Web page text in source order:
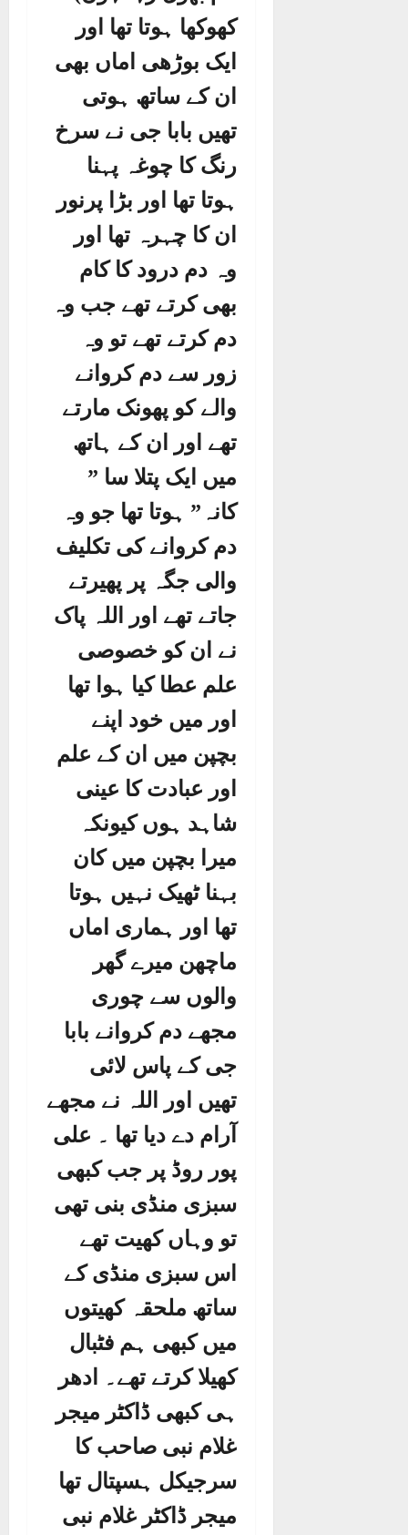
کھوکھا ہوتا تھا اور
ایک بوڑھی اماں بھی
ان کے ساتھ ہوتی
تھیں بابا جی نے سرخ
رنگ کا چوغہ پہنا
ہوتا تھا اور بڑا پرنور
ان کا چہرہ تھا اور
وہ دم درود کا کام
بھی کرتے تھے جب وہ
دم کرتے تھے تو وہ
زور سے دم کروانے
والے کو پھونک مارتے
تھے اور ان کے ہاتھ
میں ایک پتلا سا ”
کانہ” ہوتا تھا جو وہ
دم کروانے کی تکلیف
والی جگہ پر پھیرتے
جاتے تھے اور اللہ پاک
نے ان کو خصوصی
علم عطا کیا ہوا تھا
اور میں خود اپنے
بچپن میں ان کے علم
اور عبادت کا عینی
شاہد ہوں کیونکہ
میرا بچپن میں کان
بہنا ٹھیک نہیں ہوتا
تھا اور ہماری اماں
ماچھن میرے گھر
والوں سے چوری
مجھے دم کروانے بابا
جی کے پاس لائی
تھیں اور اللہ نے مجھے
آرام دے دیا تھا ۔ علی
پور روڈ پر جب کبھی
سبزی منڈی بنی تھی
تو وہاں کھیت تھے
اس سبزی منڈی کے
ساتھ ملحقہ کھیتوں
میں کبھی ہم فٹبال
کھیلا کرتے تھے۔ ادھر
ہی کبھی ڈاکٹر میجر
غلام نبی صاحب کا
سرجیکل ہسپتال تھا
میجر ڈاکٹر غلام نبی